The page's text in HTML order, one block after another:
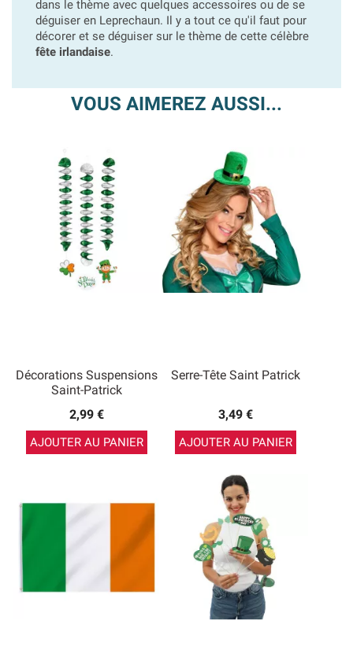
dans le thème avec quelques accessoires ou de se
déguiser en Leprechaun. Il y a tout ce qu'il faut pour
décorer et se déguiser sur le thème de cette célèbre
fête irlandaise.
VOUS AIMEREZ AUSSI...
Décorations Suspensions
Saint-Patrick
2,99 €
AJOUTER AU PANIER
Serre-Tête Saint Patrick
3,49 €
AJOUTER AU PANIER